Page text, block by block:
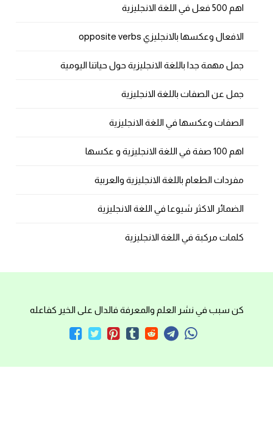
اهم 500 فعل في اللغة الانجليزية
الافعال وعكسها بالانجليزي opposite verbs
جمل مهمة جدا باللغة الانجليزية حول حياتنا اليومية
جمل عن الصفات باللغة الانجليزية
الصفات وعكسها في اللغة الانجليزية
اهم 100 صفة في اللغة الانجليزية و عكسها
مفردات الطعام باللغة الانجليزية والعربية
الضمائر الاكثر شيوعا في اللغة الانجليزية
كلمات مركبة في اللغة الانجليزية
كن سبب في نشر العلم والمعرفة فالدال على الخير كفاعله